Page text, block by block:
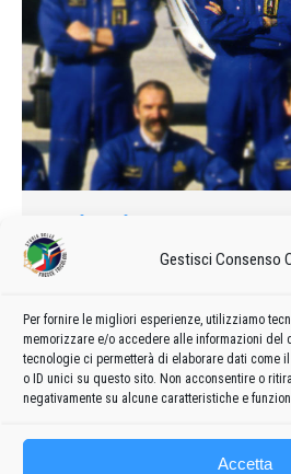
Gestisci Consenso
Per fornire le migliori esperienze, utilizziamo
memorizzare e/o accedere alle informazioni del
tecnologie ci permetterà di elaborare dati come
o ID unici su questo sito. Non acconsentire o
negativamente su alcune caratteristiche e
Accetta
Raineri, nuovo
Frecce tricolori
Il ten. col. Diego Raineri, comandante
stanza a Rivolto, è da ieri il nuovo
delle Frecce tricolori.